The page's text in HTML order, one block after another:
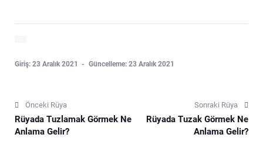
Giriş: 23 Aralık 2021 Güncelleme: 23 Aralık 2021
Önceki Rüya
Rüyada Tuzlamak Görmek Ne
Anlama Gelir?
Sonraki Rüya
Rüyada Tuzak Görmek Ne
Anlama Gelir?